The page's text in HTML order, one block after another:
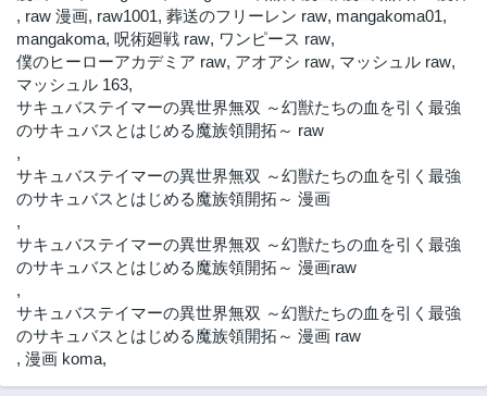
第20.1話
2ヶ月前
第19.3話
2ヶ月前
第19.2話
2ヶ月前
第19.1話
第18.3話
2ヶ月前
第18.2話
2ヶ月前
第18.1話
2ヶ月前
第17.3話
2ヶ月前
2ヶ月前
第17.1話
2ヶ月前
2ヶ月前 2ヶ月前
第16.1話
2年前
第15.3話
, raw 漫画, raw1001, 葬送のフリーレン raw, mangakoma01,
mangakoma, 呪術廻戦 raw, ワンピース raw,
僕のヒーローアカデミア raw, アオアシ raw, マッシュル raw,
マッシュル 163,
サキュバステイマーの異世界無双 ～幻獣たちの血を引く最強
のサキュバスとはじめる魔族領開拓～ raw
,
サキュバステイマーの異世界無双 ～幻獣たちの血を引く最強
のサキュバスとはじめる魔族領開拓～ 漫画
,
サキュバステイマーの異世界無双 ～幻獣たちの血を引く最強
のサキュバスとはじめる魔族領開拓～ 漫画raw
,
サキュバステイマーの異世界無双 ～幻獣たちの血を引く最強
のサキュバスとはじめる魔族領開拓～ 漫画 raw
, 漫画 koma,